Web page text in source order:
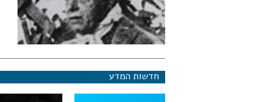
חדשות המדע